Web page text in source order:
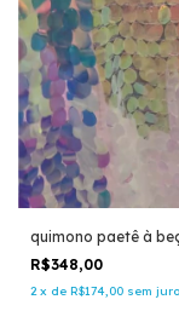
quimono paetê à
R$348,00
2 x de R$174,00 sem